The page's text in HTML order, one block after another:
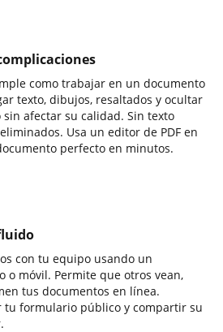
como trabajar en un documento
texto, dibujos, resaltados y ocultar
afectar su calidad. Sin texto
Usa un editor de PDF en
perfecto en minutos.
con tu equipo usando un
o móvil. Permite que otros vean,
tus documentos en línea.
tu formulario público y compartir su